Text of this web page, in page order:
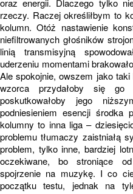
oraz energii. Dlaczego tylko
rzeczy. Raczej określiłbym to
kolumn. Otóż nastawienie
niefiltrowanych głośników
linią transmisyjną
uderzeniu momentami
Ale spokojnie, owszem jako
wzorca przydałoby się
poskutkowałoby jego
podniesieniem esencji środka
kolumny to inna liga –
problemu tłumaczy zaistniałą
problem, tylko inne, bardziej
oczekiwane, bo stroniące
spojrzenie na muzykę. I co
początku testu, jednak na